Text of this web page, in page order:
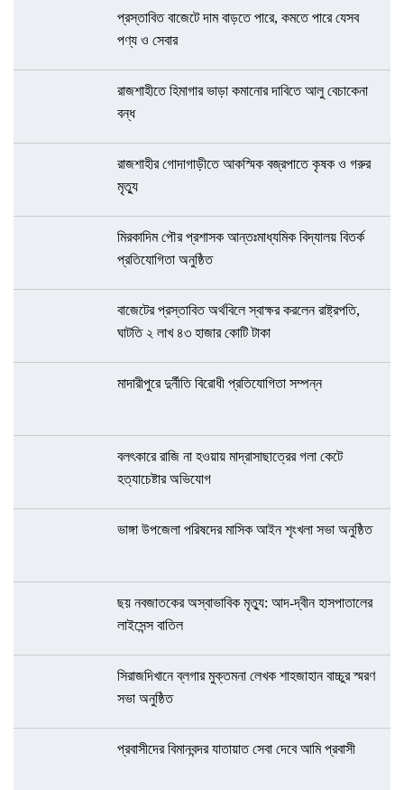
প্রস্তাবিত বাজেটে দাম বাড়তে পারে, কমতে পারে যেসব
পণ্য ও সেবার
রাজশাহীতে হিমাগার ভাড়া কমানোর দাবিতে আলু বেচাকেনা
বন্ধ
রাজশাহীর গোদাগাড়ীতে আকস্মিক বজ্রপাতে কৃষক ও গরুর
মৃত্যু
মিরকাদিম পৌর প্রশাসক আন্তঃমাধ্যমিক বিদ্যালয় বিতর্ক
প্রতিযোগিতা অনুষ্ঠিত
বাজেটের প্রস্তাবিত অর্থবিলে স্বাক্ষর করলেন রাষ্ট্রপতি,
ঘাটতি ২ লাখ ৪৩ হাজার কোটি টাকা
মাদারীপুরে দুর্নীতি বিরোধী প্রতিযোগিতা সম্পন্ন
বলৎকারে রাজি না হওয়ায় মাদ্রাসাছাত্রের গলা কেটে
হত্যাচেষ্টার অভিযোগ
ভাঙ্গা উপজেলা পরিষদের মাসিক আইন শৃংখলা সভা অনুষ্ঠিত
ছয় নবজাতকের অস্বাভাবিক মৃত্যু: আদ-দ্বীন হাসপাতালের
লাইসেন্স বাতিল
সিরাজদিখানে ব্লগার মুক্তমনা লেখক শাহজাহান বাচ্চুর স্মরণ
সভা অনুষ্ঠিত
প্রবাসীদের বিমানবন্দর যাতায়াত সেবা দেবে আমি প্রবাসী